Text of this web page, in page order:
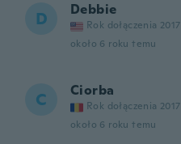
D Debbie
Rok dołączenia 2017
około 6 roku temu
C Ciorba
Rok dołączenia 2017
około 6 roku temu